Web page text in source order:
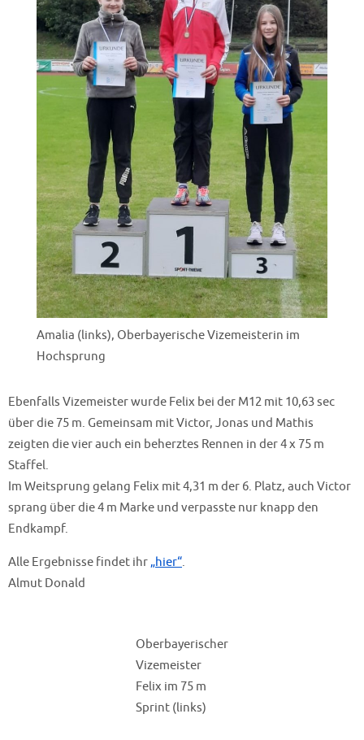
Amalia (links), Oberbayerische Vizemeisterin im
Hochsprung
Ebenfalls Vizemeister wurde Felix bei der M12 mit 10,63 sec
über die 75 m. Gemeinsam mit Victor, Jonas und Mathis
zeigten die vier auch ein beherztes Rennen in der 4 x 75 m
Staffel.
Im Weitsprung gelang Felix mit 4,31 m der 6. Platz, auch Victor
sprang über die 4 m Marke und verpasste nur knapp den
Endkampf.
Alle Ergebnisse findet ihr„hier“.
Almut Donald
Oberbayerischer
Vizemeister
Felix im 75 m
Sprint (links)